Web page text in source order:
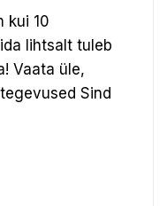
kui 10
lihtsalt tuleb
Vaata üle,
Sind